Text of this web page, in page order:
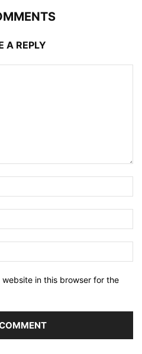
A REPLY
in this browser for the